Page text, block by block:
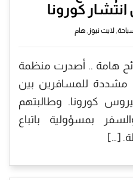
كورونا
لايت نيوز هام
هامة .. أصدرت منظمة
مشددة للمسافرين بين
كورونا. وطالبتهم
بمسؤولية باتباع
[…]